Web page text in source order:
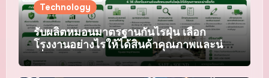
Technology
รับผลิตหมอนมาตรฐานกันไรฝุ่น เลือก
โรงงานอย่างไรให้ได้สินค้าคุณภาพและน่า
เชื่อถือ